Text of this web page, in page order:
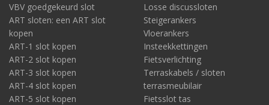
5Voorkom ook diefstal van je e-bike accessoires
Een e-bike is duur. Die wil je niet gratis en voor niks kwijt aan
een niet integere vreemde. Hetzelfde geldt voor de (ook nog
altijd dure) onderdelen van de fiets. De losse accu is daarvan het
bekendste voorbeeld. Evenals het e-bike display. Daarom de
gouden regel: de e-bike op slot gezet? Neem vervolgens (als het
even kan) je losse accessoires met je mee!
VBV goedgekeurd slot
ART sloten: een ART slot
kopen
ART-1 slot kopen
ART-2 slot kopen
ART-3 slot kopen
ART-4 slot kopen
ART-5 slot kopen
Losse discussloten
Steigerankers
Vloerankers
Insteekkettingen
Fietsverlichting
Terraskabels / sloten
terrasmeubilair
Fietsslot tas